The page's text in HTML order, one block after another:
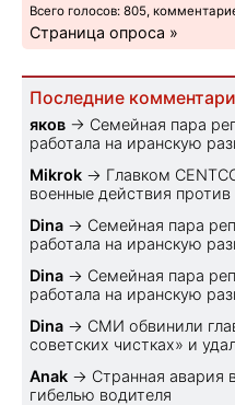
Всего голосов: 805,
Страница опроса »
Последние
яков → Семейная пара
работала на иранскую
Mikrok → Главком
военные действия
Dina → Семейная пара
работала на иранскую
Dina → Семейная пара
работала на иранскую
Dina → СМИ обвинили
советских чистках» и
Anak → Странная авария
гибелью водителя